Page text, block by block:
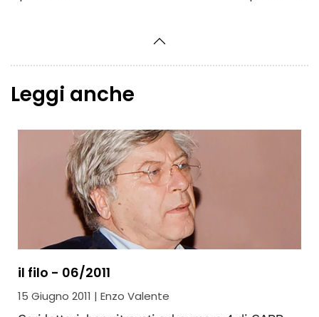
Leggi anche
il filo - 06/2011
15 Giugno 2011 | Enzo Valente